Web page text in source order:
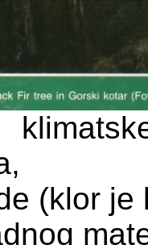
(klor je